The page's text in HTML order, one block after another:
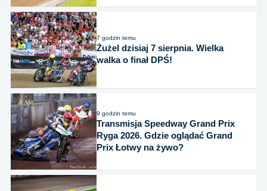
7 godzin temu
Żużel dzisiaj 7 sierpnia. Wielka
walka o finał DPŚ!
9 godzin temu
Transmisja Speedway Grand Prix
Ryga 2026. Gdzie oglądać Grand
Prix Łotwy na żywo?